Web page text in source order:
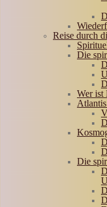
Reise durch
Die
Wer ist
Die